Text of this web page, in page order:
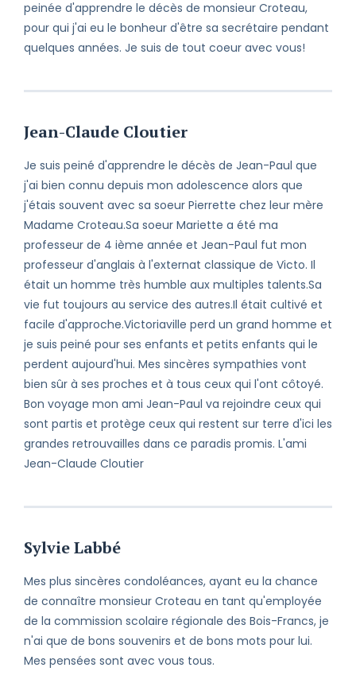
Perdre un être cher est toujours une
épreuve et ce, peu importe les
circonstances. Veuillez recevoir mes
peinée d'apprendre le décès de monsieur Croteau,
pour qui j'ai eu le bonheur d'être sa secrétaire pendant
quelques années. Je suis de tout coeur avec vous!
Jean-Claude Cloutier
Je suis peiné d'apprendre le décès de Jean-Paul que
j'ai bien connu depuis mon adolescence alors que
j'étais souvent avec sa soeur Pierrette chez leur mère
Madame Croteau.Sa soeur Mariette a été ma
professeur de 4 ième année et Jean-Paul fut mon
professeur d'anglais à l'externat classique de Victo. Il
était un homme très humble aux multiples talents.Sa
vie fut toujours au service des autres.Il était cultivé et
facile d'approche.Victoriaville perd un grand homme et
je suis peiné pour ses enfants et petits enfants qui le
perdent aujourd'hui. Mes sincères sympathies vont
bien sûr à ses proches et à tous ceux qui l'ont côtoyé.
Bon voyage mon ami Jean-Paul va rejoindre ceux qui
sont partis et protège ceux qui restent sur terre d'ici les
grandes retrouvailles dans ce paradis promis. L'ami
Jean-Claude Cloutier
Sylvie Labbé
Mes plus sincères condoléances, ayant eu la chance
de connaître monsieur Croteau en tant qu'employée
de la commission scolaire régionale des Bois-Francs, je
n'ai que de bons souvenirs et de bons mots pour lui.
Mes pensées sont avec vous tous.